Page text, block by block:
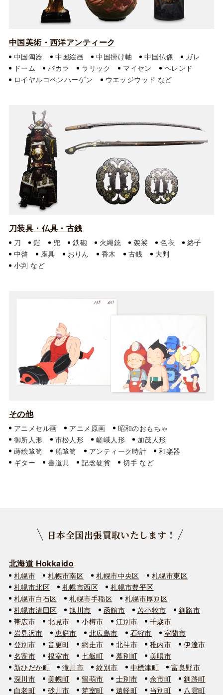
中国美術・西洋アンティーク
中国陶器 中国絵画 中国掛け軸 中国仏像
ガレ
ドーム
バカラ ラリック マイセン
ヘレンド
ロイヤルコペンハーゲン
ウエッジウッド
刀装具・仏具・古銭
刀 鎧 兜 鉄砲 火縄銃 袈裟 色衣
絡子
中啓
座具 おりん 香木 古銭
大判
小判
その他
アニメセル画 アニメ原画
昭和のおもちゃ
御所人形
市松人形 嵯峨人形
加茂人形
蒔絵箪笥
船箪笥 アンティーク時計
和楽器
ギター
書道具 記念硬貨 切手
日本全国出張買取いたします！
北海道 Hokkaido
札幌市 札幌市南区 札幌市中央区
札幌市東区
札幌市北区
札幌市西区
札幌市豊平区
札幌市白石区
札幌市手稲区
札幌市厚別区
札幌市清田区
旭川市 函館市 苫小牧市
釧路市
帯広市
北見市 小樽市 江別市
千歳市
岩見沢市
恵庭市 北広島市 石狩市
室蘭市
登別市
音更町 網走市 北斗市 稚内市
伊達市
名寄市
根室市 七飯町 幕別町
美唄市
新ひだか町
滝川市 紋別市 中標津町
富良野市
深川市
美幌町 留萌市 士別市 余市町
釧路町
白老町
砂川市 芽室町 遠軽町 当別町 八雲町